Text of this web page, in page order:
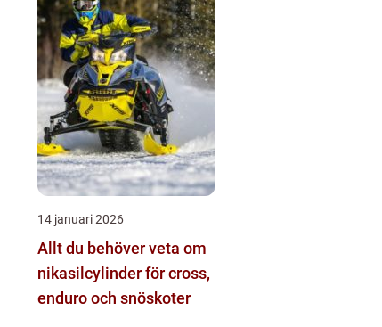
14 januari 2026
Allt du behöver veta om
nikasilcylinder för cross,
enduro och snöskoter